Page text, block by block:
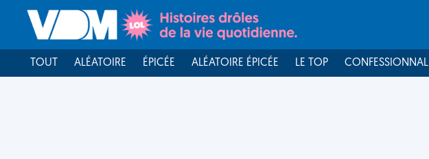
TOUT ALÉATOIRE ÉPICÉE ALÉATOIRE ÉPICÉE LE TOP CONFESSIONNAL